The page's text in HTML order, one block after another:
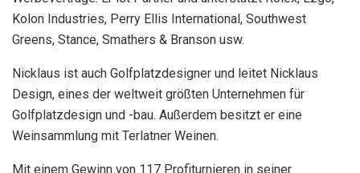
Spielerkarriere ist Nicklaus einer der legendären Spieler der
Golfgeschichte. Darüber hinaus ist er auch einer der Top-
Designer, Geschäftsleute und Schriftsteller.
3. Arnold Palmer
Arnold Palmergilt weithin als einer der größten und
charismatischsten Spieler der Golfgeschichte. Plamer mit
dem Spitznamen „The King“ wurde am 10. September 1929